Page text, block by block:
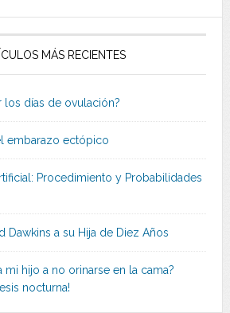
MÁS RECIENTES
los días de ovulación?
embarazo ectópico
Procedimiento y Probabilidades
Dawkins a su Hija de Diez Años
mi hijo a no orinarse en la cama?
nocturna!